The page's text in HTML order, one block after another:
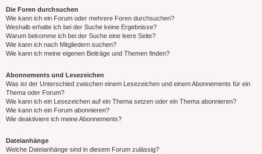
Die Foren durchsuchen
Wie kann ich ein Forum oder mehrere Foren durchsuchen?
Weshalb erhalte ich bei der Suche keine Ergebnisse?
Warum bekomme ich bei der Suche eine leere Seite?
Wie kann ich nach Mitgliedern suchen?
Wie kann ich meine eigenen Beiträge und Themen finden?
Abonnements und Lesezeichen
Was ist der Unterschied zwischen einem Lesezeichen und einem Abonnements für ein
Thema oder Forum?
Wie kann ich ein Lesezeichen auf ein Thema setzen oder ein Thema abonnieren?
Wie kann ich ein Forum abonnieren?
Wie deaktiviere ich meine Abonnements?
Dateianhänge
Welche Dateianhänge sind in diesem Forum zulässig?